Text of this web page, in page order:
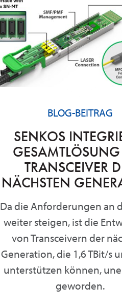
BLOG-BEITRAG
SENKOS
GESAMTLÖSUNG
TRANSCEIVER
NÄCHSTEN
Da die Anforderungen an
weiter steigen, ist die
von Transceivern der
Generation, die 1,6 TBit/s
unterstützen können,
geworden.